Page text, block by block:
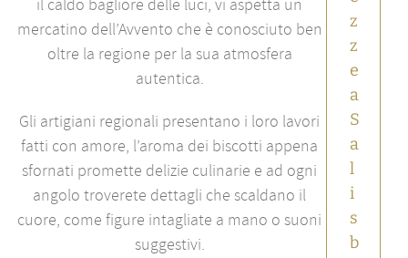
il caldo bagliore delle luci, vi aspetta un
mercatino dell’Avvento che è conosciuto ben
oltre la regione per la sua atmosfera
autentica.
Gli artigiani regionali presentano i loro lavori
fatti con amore, l’aroma dei biscotti appena
sfornati promette delizie culinarie e ad ogni
angolo troverete dettagli che scaldano il
cuore, come figure intagliate a mano o suoni
suggestivi.
z
z
e
a
S
a
l
i
s
b